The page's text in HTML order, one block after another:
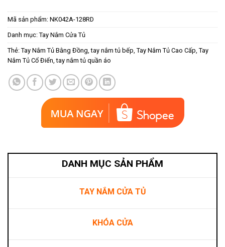
Mã sản phẩm: NK042A-128RD
Danh mục: Tay Nắm Cửa Tủ
Thẻ: Tay Nắm Tủ Bằng Đồng ,tay nắm tủ bếp Tay Nắm Tủ Cao Cấp Tay
Nắm Tủ Cổ Điển ,tay nắm tủ quần áo
DANH MỤC SẢN PHẨM
TAY NẮM CỬA TỦ
KHÓA CỬA